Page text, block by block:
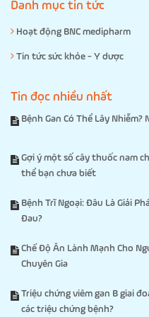
Danh mục tin tức
Hoạt động BNC medipharm
Tin tức sức khỏe - Y dược
Tin đọc nhiều nhất
Bệnh Gan Có Thể Lây Nhiễm?
Gợi ý một số cây thuốc nam
thể bạn chưa biết
Bệnh Trĩ Ngoại: Đâu Là Giải
Đau?
Chế Độ Ăn Lành Mạnh Cho
Chuyên Gia
Triệu chứng viêm gan B giai
các triệu chứng bệnh?